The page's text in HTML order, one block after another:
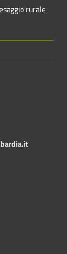
rurale